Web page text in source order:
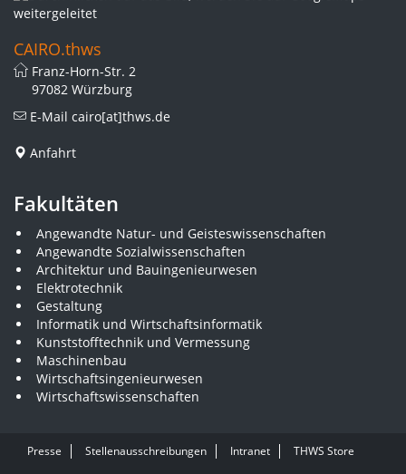
CAIRO.thws
Franz-Horn-Str. 2
97082 Würzburg
E-Mail cairo[at]thws.de
Anfahrt
Fakultäten
Angewandte Natur- und Geisteswissenschaften
Angewandte Sozialwissenschaften
Architektur und Bauingenieurwesen
Elektrotechnik
Gestaltung
Informatik und Wirtschaftsinformatik
Kunststofftechnik und Vermessung
Maschinenbau
Wirtschaftsingenieurwesen
Wirtschaftswissenschaften
Presse Stellenausschreibungen Intranet THWS Store